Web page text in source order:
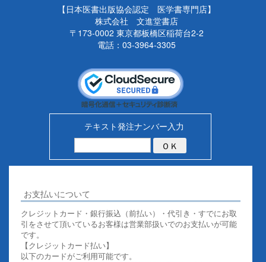
【日本医書出版協会認定 医学書専門店】
株式会社 文進堂書店
〒173-0002 東京都板橋区稲荷台2-2
電話：03-3964-3305
テキスト発注ナンバー入力
お支払いについて
クレジットカード・銀行振込（前払い）・代引き・すでにお取
引をさせて頂いているお客様は営業部扱いでのお支払いが可能
です。
【クレジットカード払い】
以下のカードがご利用可能です。